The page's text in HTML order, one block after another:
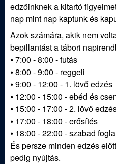
s
ü
e
edzőinknek a kitartó
nap mint nap kaptunk és
Azok számára, akik nem
bepillantást a tábori
⦁ 7:00 - 8:00 - futás
⦁ 8:00 - 9:00 - reggeli
⦁ 9:00 - 12:00 - 1. lövő edzés
⦁ 12:00 - 15:00 - ebéd és
⦁ 15:00 - 17:00 - 2. lövő
⦁ 17:00 - 18:00 - erősítés
⦁ 18:00 - 22:00 - szabad
És persze minden edzés
pedig nyújtás.